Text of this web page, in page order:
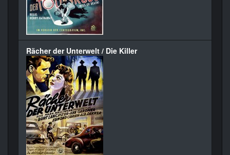
Rächer der Unterwelt / Die Killer